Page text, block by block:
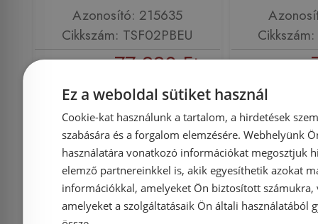
Azonosító: 215635
Cikkszám: TSF02PBEU
77 990 Ft
Kosárba
-10%
Rendelésre Rendelésre
Ez a weboldal sütiket használ
Cookie-kat használunk a tartalom, a hirdetések
szabására és a forgalom elemzésére. Webhelyünk
használatára vonatkozó információkat megosztjuk
elemző partnereinkkel is, akik egyesíthetik azokat
információkkal, amelyeket Ön biztosított számukra,
amelyeket a szolgáltatásaik Ön általi használatából